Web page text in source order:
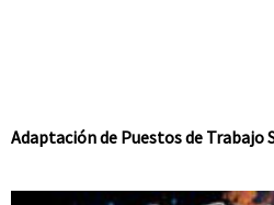
Adaptación de Puestos de Trabajo